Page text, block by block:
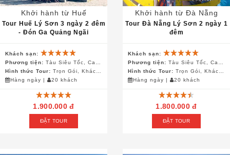
Khởi hành từ Huế
Tour Huế Lý Sơn 3 ngày 2 đêm
- Đón Ga Quảng Ngãi
Khách sạn:
Phương tiện: Tàu Siêu Tốc, Canô, Ô Tô, Xe Điện
Hình thức Tour: Trọn Gói, Khách Đoàn
Hàng ngày | 20 khách
1.900.000 đ
ĐẶT TOUR
Khởi hành từ Đà Nẵng
Tour Đà Nẵng Lý Sơn 2 ngày 1
đêm
Khách sạn:
Phương tiện: Tàu Siêu Tốc, Canô, Ô Tô, Xe Điện
Hình thức Tour: Trọn Gói, Khách Đoàn
Hàng ngày | 20 khách
1.800.000 đ
ĐẶT TOUR